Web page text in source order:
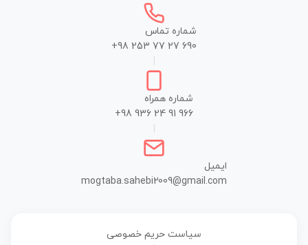
شماره تماس
+98 253 77 27 690
شماره همراه
+98 936 24 91 966
ایمیل
mogtaba.sahebi2009@gmail.com
سیاست حریم خصوصی